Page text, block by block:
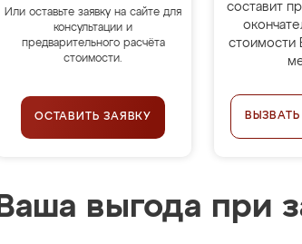
Или оставьте заявку на сайте для
консультации и
предварительного расчёта
стоимости.
ОСТАВИТЬ ЗАЯВКУ
составит
стоимости
Ваша выгода при